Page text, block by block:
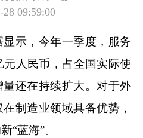
28 09:59:00
示，今年一季度，服务
元人民币，占全国实际使
还在持续扩大。对于外
制造业领域具备优势，
“蓝海”。